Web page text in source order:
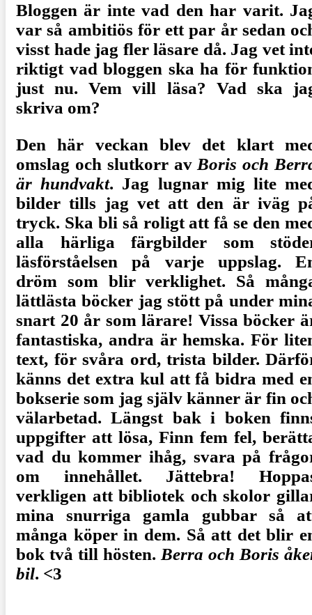
Bloggen är inte vad den har varit.
var så ambitiös för ett par år sedan
visst hade jag fler läsare då. Jag vet
riktigt vad bloggen ska ha för
just nu. Vem vill läsa? Vad ska
skriva om?
Den här veckan blev det klart
omslag och slutkorr avBoris och
är hundvakt. Jag lugnar mig lite
bilder tills jag vet att den är iväg
tryck. Ska bli så roligt att få se den
alla härliga färgbilder som
läsförståelsen på varje uppslag.
dröm som blir verklighet. Så
lättlästa böcker jag stött på under
snart 20 år som lärare! Vissa böcker
fantastiska, andra är hemska. För
text, för svåra ord, trista bilder.
känns det extra kul att få bidra med
bokserie som jag själv känner är fin
välarbetad. Längst bak i boken
uppgifter att lösa, Finn fem fel,
vad du kommer ihåg, svara på
om innehållet. Jättebra!
verkligen att bibliotek och skolor
mina snurriga gamla gubbar så
många köper in dem. Så att det blir
bok två till hösten.Berra och Boris
bil. <3